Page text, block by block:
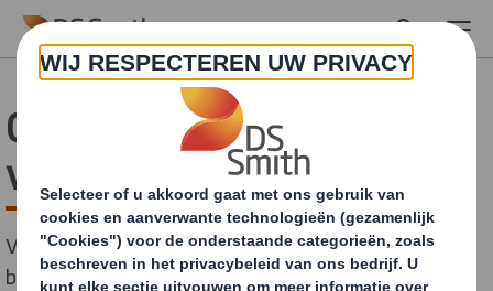
Skip to main content
Circulair ontwerpen in de
verpakkingsketen
Voor de consument is het niet direct zichtbaar, maar
binnen de verpakkingsketen worden enorme stappen